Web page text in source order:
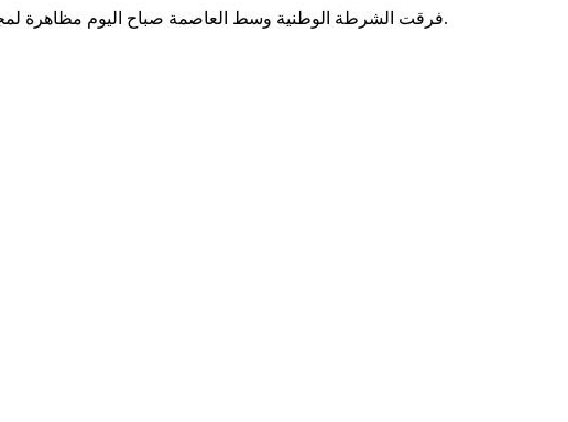
فرقت الشرطة الوطنية وسط العاصمة صباح اليوم مظاهرة لمجموعة من أنصار حركة إيرا الحقوقية غير المرخصة للمطالبة بإطلاق سراح رئيس الحركة النائب البرلماني بيرام ولد الده ولد اعبيد.